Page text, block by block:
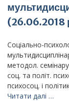
(26.06.2018
Соціально-
методол.
соц. та політ.
психосоц. і
Читати далі …